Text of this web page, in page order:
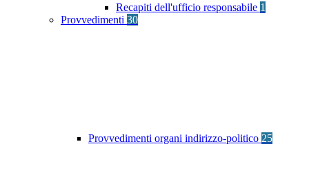
Recapiti dell'ufficio responsabile 1
Provvedimenti 30
Provvedimenti organi indirizzo-politico 25